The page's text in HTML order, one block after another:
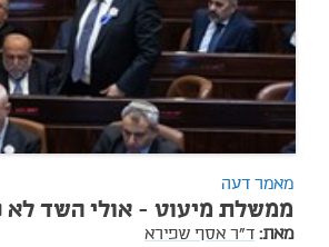
מאמר דעה
ממשלת מיעוט - אולי השד לא
מאת: ד"ר אסף שפירא